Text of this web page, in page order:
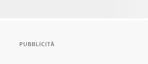
PUBBLICITÀ